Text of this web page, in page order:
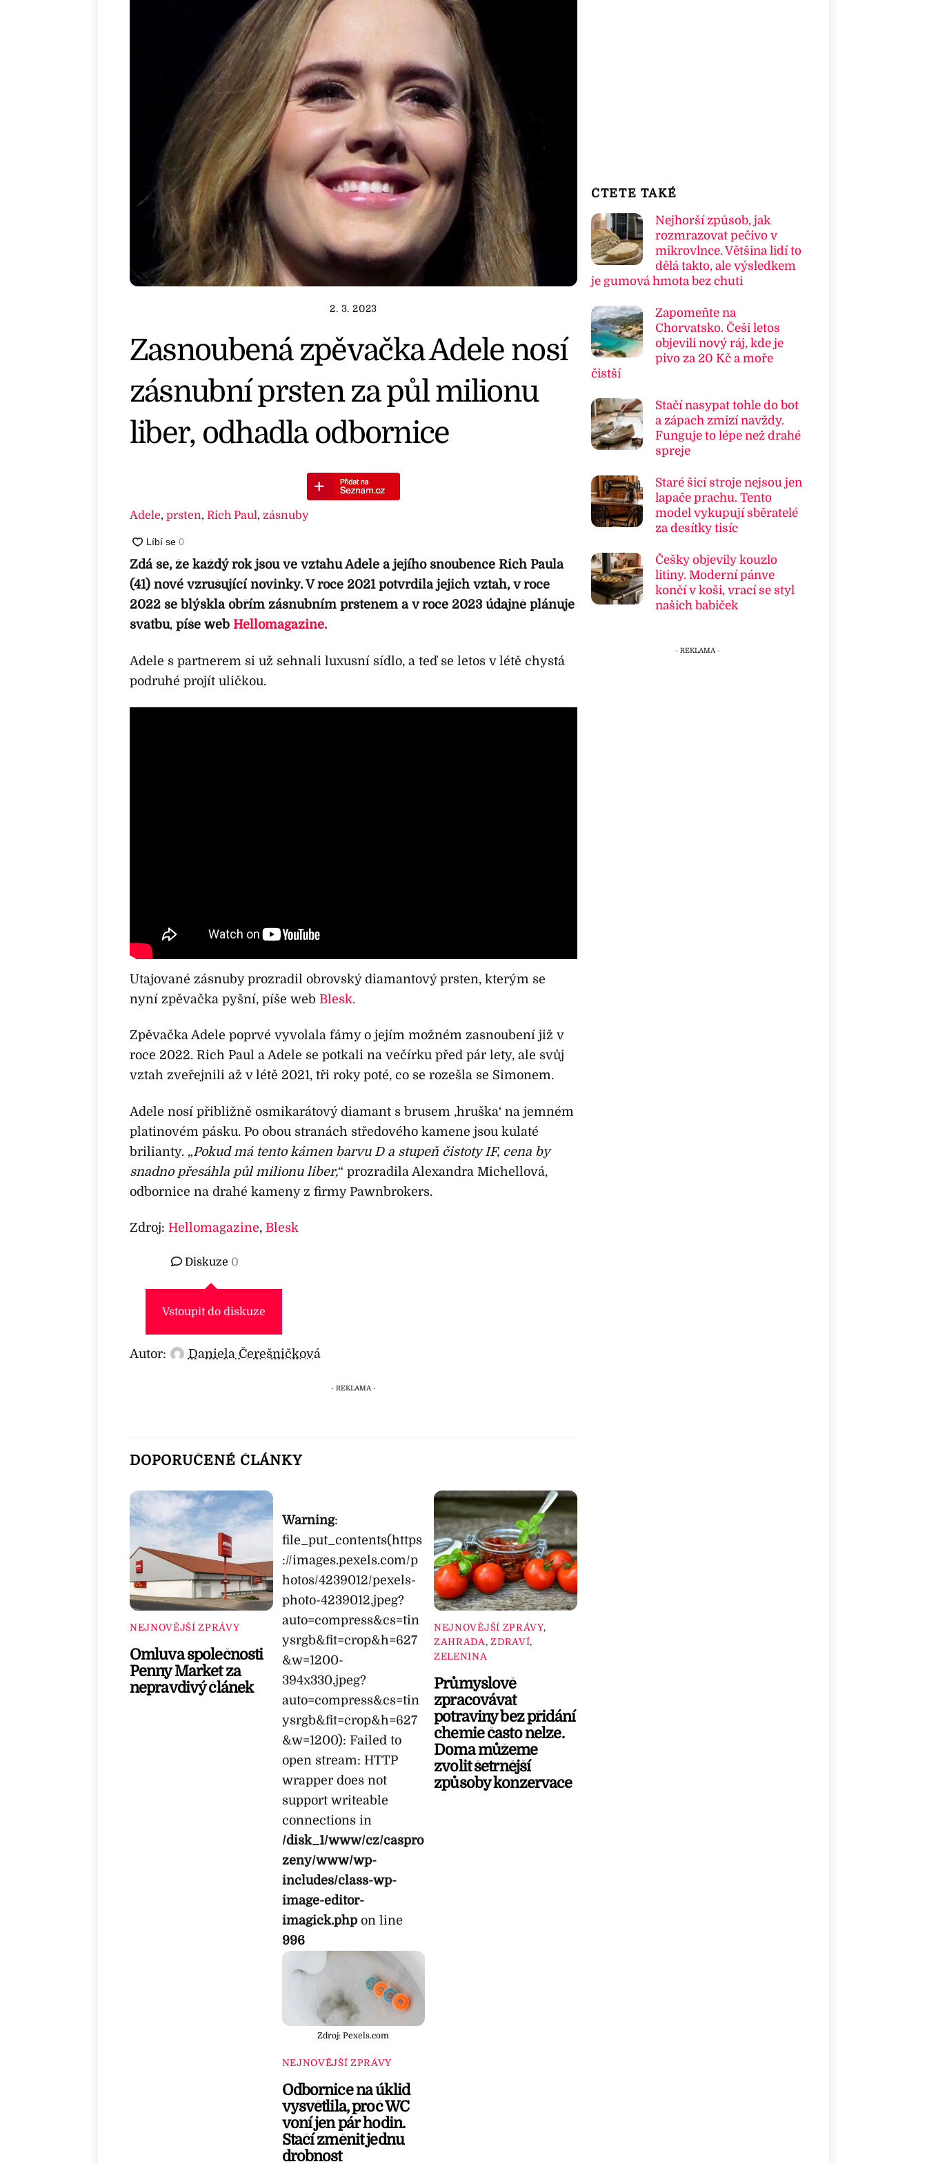
2. 3. 2023
Zasnoubená zpěvačka Adele nosí
zásnubní prsten za půl milionu
liber, odhadla odbornice
Adele, prsten, Rich Paul, zásnuby
Zdá se, že každý rok jsou ve vztahu Adele a jejího snoubence Rich Paula
(41) nové vzrušující novinky. V roce 2021 potvrdila jejich vztah, v roce
2022 se blýskla obřím zásnubním prstenem a v roce 2023 údajně plánuje
svatbu, píše web Hellomagazine.
Adele s partnerem si už sehnali luxusní sídlo, a teď se letos v létě chystá
podruhé projít uličkou.
Utajované zásnuby prozradil obrovský diamantový prsten, kterým se
nyní zpěvačka pyšní, píše web Blesk.
Zpěvačka Adele poprvé vyvolala fámy o jejím možném zasnoubení již v
roce 2022. Rich Paul a Adele se potkali na večírku před pár lety, ale svůj
vztah zveřejnili až v létě 2021, tři roky poté, co se rozešla se Simonem.
Adele nosí přibližně osmikarátový diamant s brusem ‚hruška‘ na jemném
platinovém pásku. Po obou stranách středového kamene jsou kulaté
brilianty. „Pokud má tento kámen barvu D a stupeň čistoty IF, cena by
snadno přesáhla půl milionu liber,“ prozradila Alexandra Michellová,
odbornice na drahé kameny z firmy Pawnbrokers.
Zdroj: Hellomagazine, Blesk
Diskuze 0
Vstoupit do diskuze
Autor: Daniela Čerešničková
DOPORUČENÉ ČLÁNKY
NEJNOVĚJŠÍ ZPRÁVY
Omluva společnosti
Penny Market za
nepravdivý článek
Warning:
file_put_contents(https
://images.pexels.com/p
hotos/4239012/pexels-
photo-4239012.jpeg?
auto=compress&cs=tin
ysrgb&fit=crop&h=627
&w=1200-
394x330.jpeg?
auto=compress&cs=tin
ysrgb&fit=crop&h=627
&w=1200): Failed to
open stream: HTTP
wrapper does not
support writeable
connections in
/disk_1/www/cz/caspro
zeny/www/wp-
includes/class-wp-
image-editor-
imagick.phpon line
996
Zdroj: Pexels.com
NEJNOVĚJŠÍ ZPRÁVY
Odbornice na úklid
vysvětlila, proč WC
voní jen pár hodin.
Stačí změnit jednu
drobnost
NEJNOVĚJŠÍ ZPRÁVY,
ZAHRADA,ZDRAVÍ,
ZELENINA
Průmyslově
zpracovávat
potraviny bez přidání
chemie často nelze.
Doma můžeme
zvolit šetrnější
způsoby konzervace
ČTETE TAKÉ
Nejhorší způsob, jak
rozmrazovat pečivo v
mikrovlnce. Většina lidí to
dělá takto, ale výsledkem
je gumová hmota bez chuti
Zapomeňte na
Chorvatsko. Češi letos
objevili nový ráj, kde je
pivo za 20 Kč a moře
čistší
Stačí nasypat tohle do bot
a zápach zmizí navždy.
Funguje to lépe než drahé
spreje
Staré šicí stroje nejsou jen
lapače prachu. Tento
model vykupují sběratelé
za desítky tisíc
Češky objevily kouzlo
litiny. Moderní pánve
končí v koši, vrací se styl
našich babiček